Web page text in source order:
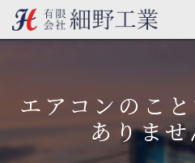
エアコンのこ
ありま